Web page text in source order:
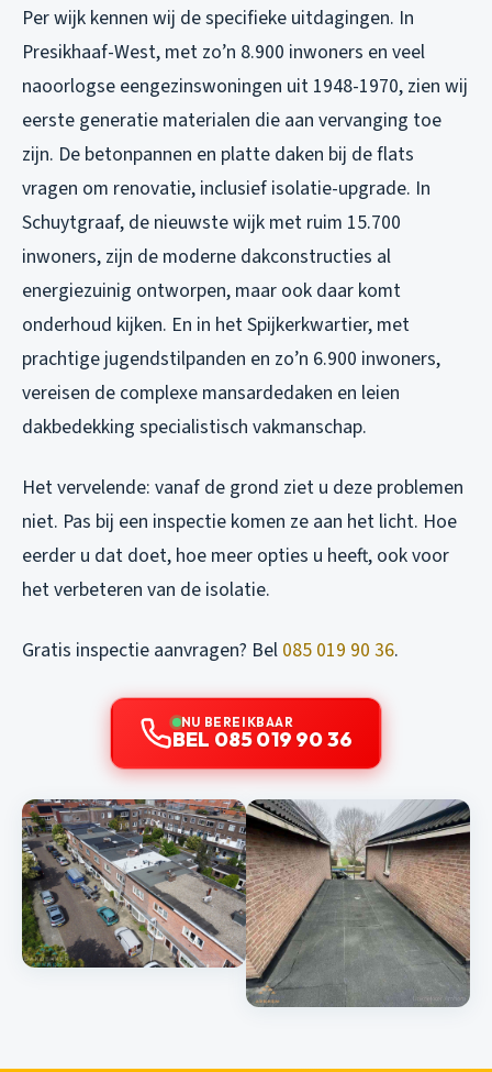
Per wijk kennen wij de specifieke uitdagingen. In
Presikhaaf-West, met zo’n 8.900 inwoners en veel
naoorlogse eengezinswoningen uit 1948-1970, zien wij
eerste generatie materialen die aan vervanging toe
zijn. De betonpannen en platte daken bij de flats
vragen om renovatie, inclusief isolatie-upgrade. In
Schuytgraaf, de nieuwste wijk met ruim 15.700
inwoners, zijn de moderne dakconstructies al
energiezuinig ontworpen, maar ook daar komt
onderhoud kijken. En in het Spijkerkwartier, met
prachtige jugendstilpanden en zo’n 6.900 inwoners,
vereisen de complexe mansardedaken en leien
dakbedekking specialistisch vakmanschap.
Het vervelende: vanaf de grond ziet u deze problemen
niet. Pas bij een inspectie komen ze aan het licht. Hoe
eerder u dat doet, hoe meer opties u heeft, ook voor
het verbeteren van de isolatie.
Gratis inspectie aanvragen? Bel 085 019 90 36.
NU BEREIKBAAR
BEL 085 019 90 36